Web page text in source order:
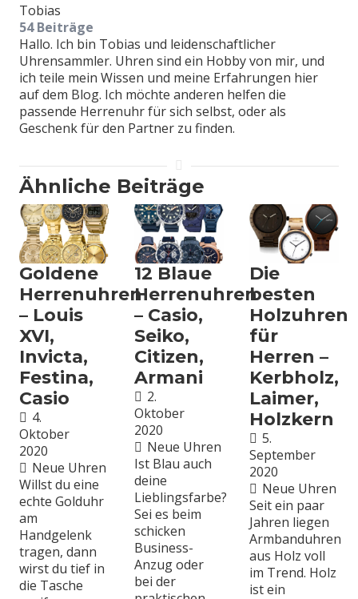
Tobias
54 Beiträge
Hallo. Ich bin Tobias und leidenschaftlicher
Uhrensammler. Uhren sind ein Hobby von mir, und
ich teile mein Wissen und meine Erfahrungen hier
auf dem Blog. Ich möchte anderen helfen die
passende Herrenuhr für sich selbst, oder als
Geschenk für den Partner zu finden.
Ähnliche Beiträge
Goldene
Herrenuhren
– Louis
XVI,
Invicta,
Festina,
Casio
4.
Oktober
2020
Neue Uhren
Willst du eine
echte Golduhr
am
Handgelenk
tragen, dann
wirst du tief in
die Tasche
12 Blaue
Herrenuhren
– Casio,
Seiko,
Citizen,
Armani
2.
Oktober
2020
Neue Uhren
Ist Blau auch
deine
Lieblingsfarbe?
Sei es beim
schicken
Business-
Anzug oder
bei der
Die
besten
Holzuhren
für
Herren –
Kerbholz,
Laimer,
Holzkern
5.
September
2020
Neue Uhren
Seit ein paar
Jahren liegen
Armbanduhren
aus Holz voll
im Trend. Holz
ist ein